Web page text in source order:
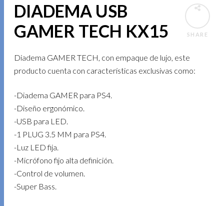
SHARE
DIADEMA USB
GAMER TECH KX15
Diadema GAMER TECH, con empaque de lujo, este
producto cuenta con características exclusivas como:
-Diadema GAMER para PS4.
-Diseño ergonómico.
-USB para LED.
-1 PLUG 3.5 MM para PS4.
-Luz LED fija.
-Micrófono fijo alta definición.
-Control de volumen.
-Super Bass.